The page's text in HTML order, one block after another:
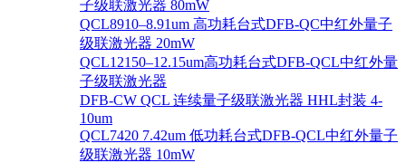
子级联激光器 80mW
QCL8910–8.91um 高功耗台式DFB-QC中红外量子
级联激光器 20mW
QCL12150–12.15um高功耗台式DFB-QCL中红外量
子级联激光器
DFB-CW QCL 连续量子级联激光器 HHL封装 4-
10um
QCL7420 7.42um 低功耗台式DFB-QCL中红外量子
级联激光器 10mW